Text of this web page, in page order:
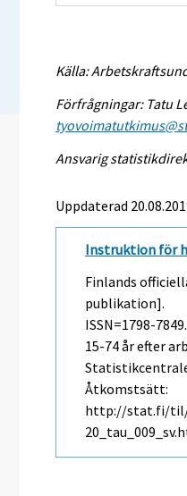
Källa:
Förfrågningar: Tatu
Ansvarig
Uppdaterad
Instruktion för
Finlands
publikation].
ISSN=1798-
15-74 år efter
Åtkomstsätt:
http://stat.fi/til/